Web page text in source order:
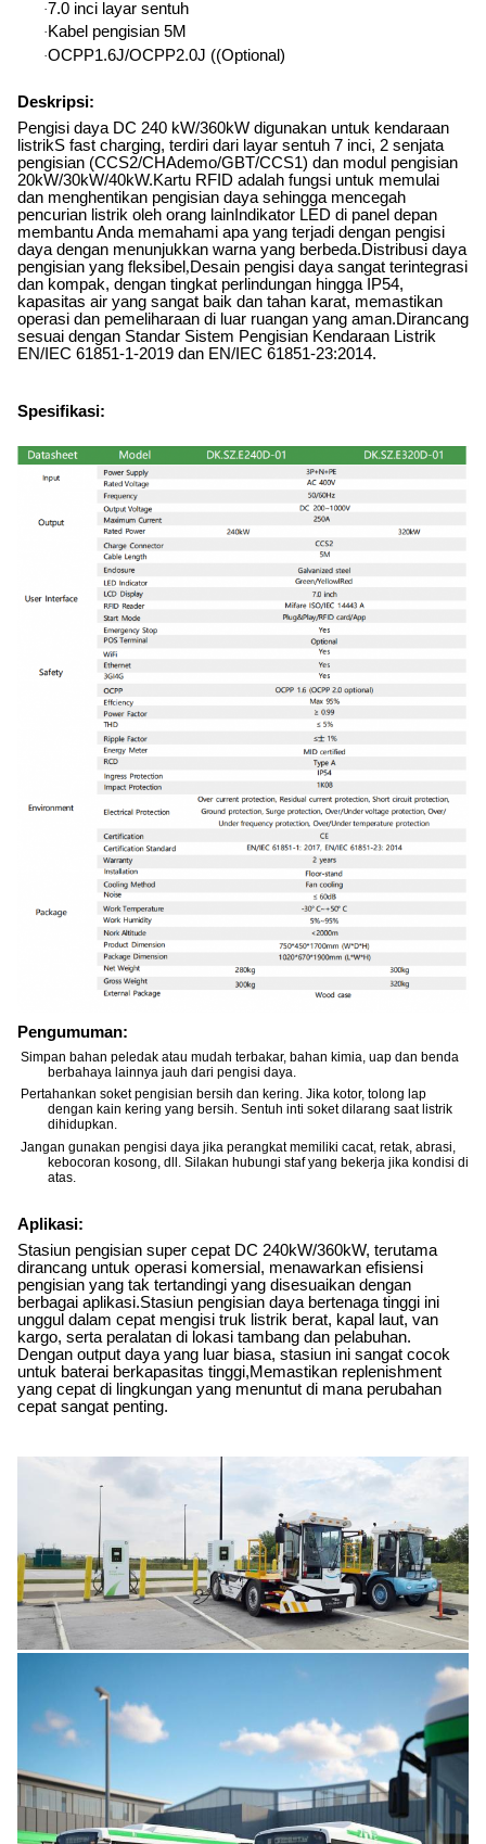
·7.0 inci layar sentuh
· Kabel pengisian 5M
·OCPP1.6J/OCPP2.0J ((Optional)
Deskripsi:
Pengisi daya DC 240 kW/360kW digunakan untuk kendaraan
listrikS fast charging, terdiri dari layar sentuh 7 inci, 2 senjata
pengisian (CCS2/CHAdemo/GBT/CCS1) dan modul pengisian
20kW/30kW/40kW.Kartu RFID adalah fungsi untuk memulai
dan menghentikan pengisian daya sehingga mencegah
pencurian listrik oleh orang lainIndikator LED di panel depan
membantu Anda memahami apa yang terjadi dengan pengisi
daya dengan menunjukkan warna yang berbeda.Distribusi daya
pengisian yang fleksibel ,Desain pengisi daya sangat terintegrasi
dan kompak, dengan tingkat perlindungan hingga IP54,
kapasitas air yang sangat baik dan tahan karat, memastikan
operasi dan pemeliharaan di luar ruangan yang aman.Dirancang
sesuai dengan Standar Sistem Pengisian Kendaraan Listrik
EN/IEC 61851-1-2019 dan EN/IEC 61851-23:2014.
Spesifikasi:
Pengumuman:
Simpan bahan peledak atau mudah terbakar, bahan kimia, uap dan benda
berbahaya lainnya jauh dari pengisi daya.
Pertahankan soket pengisian bersih dan kering. Jika kotor, tolong lap
dengan kain kering yang bersih. Sentuh inti soket dilarang saat listrik
dihidupkan.
Jangan gunakan pengisi daya jika perangkat memiliki cacat, retak, abrasi,
kebocoran kosong, dll. Silakan hubungi staf yang bekerja jika kondisi di
atas.
Aplikasi:
Stasiun pengisian super cepat DC 240kW/360kW, terutama
dirancang untuk operasi komersial, menawarkan efisiensi
pengisian yang tak tertandingi yang disesuaikan dengan
berbagai aplikasi.Stasiun pengisian daya bertenaga tinggi ini
unggul dalam cepat mengisi truk listrik berat, kapal laut, van
kargo, serta peralatan di lokasi tambang dan pelabuhan.
Dengan output daya yang luar biasa, stasiun ini sangat cocok
untuk baterai berkapasitas tinggi,Memastikan replenishment
yang cepat di lingkungan yang menuntut di mana perubahan
cepat sangat penting.